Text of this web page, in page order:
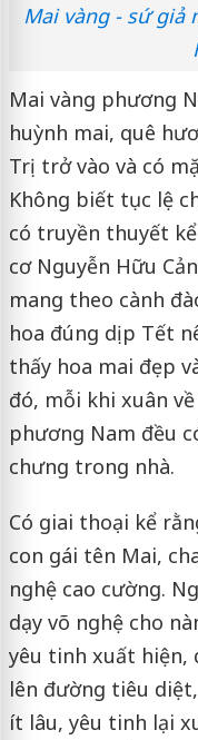
Mai vàng - sứ giả
Mai vàng phương
huỳnh mai, quê
Trị trở vào và có
Không biết tục lệ
có truyền thuyết
cơ Nguyễn Hữu
mang theo cành
hoa đúng dịp Tết
thấy hoa mai đẹp
đó, mỗi khi xuân
phương Nam đều
chưng trong nhà.
Có giai thoại kể
con gái tên Mai,
nghệ cao cường.
dạy võ nghệ cho
yêu tinh xuất hiện,
lên đường tiêu
ít lâu, yêu tinh lại